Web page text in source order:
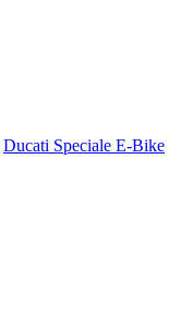
Ducati Speciale E-Bike